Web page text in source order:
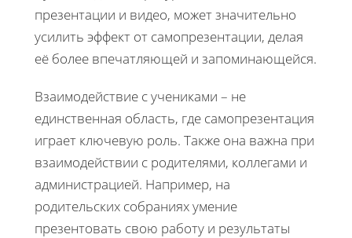
презентации и видео, может значительно
усилить эффект от самопрезентации, делая
её более впечатляющей и запоминающейся.
Взаимодействие с учениками – не
единственная область, где самопрезентация
играет ключевую роль. Также она важна при
взаимодействии с родителями, коллегами и
администрацией. Например, на
родительских собраниях умение
презентовать свою работу и результаты